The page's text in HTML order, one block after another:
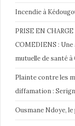
Incendie à
PRISE EN
COMEDIENS :
mutuelle de santé à
Plainte contre les
diffamation :
Ousmane Ndoye,